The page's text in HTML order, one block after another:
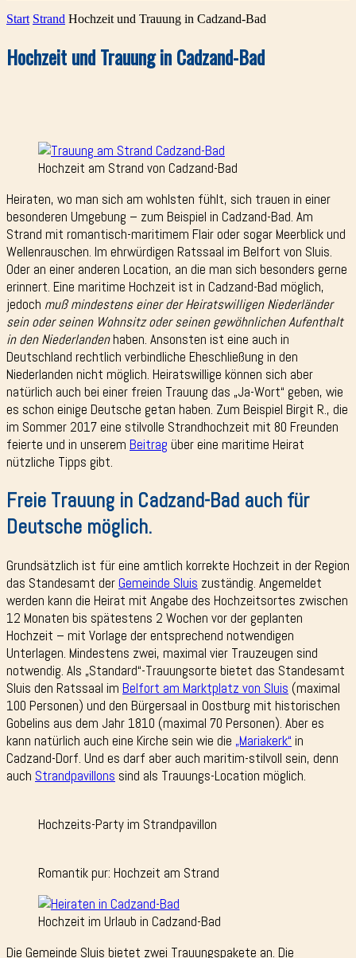
Start Strand Hochzeit und Trauung in Cadzand-Bad
Hochzeit und Trauung in Cadzand-Bad
Hochzeit am Strand von Cadzand-Bad
Heiraten, wo man sich am wohlsten fühlt, sich trauen in einer
besonderen Umgebung – zum Beispiel in Cadzand-Bad. Am
Strand mit romantisch-maritimem Flair oder sogar Meerblick und
Wellenrauschen. Im ehrwürdigen Ratssaal im Belfort von Sluis.
Oder an einer anderen Location, an die man sich besonders gerne
erinnert. Eine maritime Hochzeit ist in Cadzand-Bad möglich,
jedoch muß mindestens einer der Heiratswilligen Niederländer
sein oder seinen Wohnsitz oder seinen gewöhnlichen Aufenthalt
in den Niederlandenhaben. Ansonsten ist eine auch in
Deutschland rechtlich verbindliche Eheschließung in den
Niederlanden nicht möglich. Heiratswillige können sich aber
natürlich auch bei einer freien Trauung das „Ja-Wort“ geben, wie
es schon einige Deutsche getan haben. Zum Beispiel Birgit R., die
im Sommer 2017 eine stilvolle Strandhochzeit mit 80 Freunden
feierte und in unserem Beitrag über eine maritime Heirat
nützliche Tipps gibt.
Freie Trauung in Cadzand-Bad auch für
Deutsche möglich.
Grundsätzlich ist für eine amtlich korrekte Hochzeit in der Region
das Standesamt derGemeinde Sluis zuständig. Angemeldet
werden kann die Heirat mit Angabe des Hochzeitsortes zwischen
12 Monaten bis spätestens 2 Wochen vor der geplanten
Hochzeit – mit Vorlage der entsprechend notwendigen
Unterlagen. Mindestens zwei, maximal vier Trauzeugen sind
notwendig. Als „Standard“-Trauungsorte bietet das Standesamt
Sluis den Ratssaal im Belfort am Marktplatz von Sluis (maximal
100 Personen) und den Bürgersaal in Oostburg mit historischen
Gobelins aus dem Jahr 1810 (maximal 70 Personen). Aber es
kann natürlich auch eine Kirche sein wie die „Mariakerk“ in
Cadzand-Dorf. Und es darf aber auch maritim-stilvoll sein, denn
auch Strandpavillons sind als Trauungs-Location möglich.
Hochzeits-Party im Strandpavillon
Romantik pur: Hochzeit am Strand
Hochzeit im Urlaub in Cadzand-Bad
Die Gemeinde Sluis bietet zwei Trauungspakete an. Die